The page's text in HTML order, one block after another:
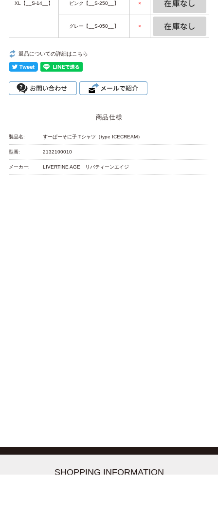
XL【__S-14__】 ピンク【__S-250__】 ×
グレー【__S-050__】 ×
返品についての詳細はこちら
商品仕様
製品名: すーぱーそに子 Tシャツ（type ICECREAM）
型番: 2132100010
メーカー: LIVERTINE AGE リバティーンエイジ
SHOPPING INFORMATION